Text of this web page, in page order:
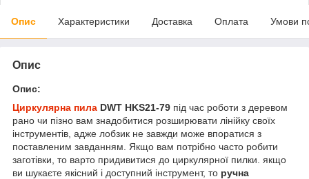
Опис Характеристики Доставка Оплата Умови
Опис
Опис:
Циркулярна пила DWT HKS21-79 під час роботи з деревом
рано чи пізно вам знадобитися розширювати лінійку своїх
інструментів, адже лобзик не завжди може впоратися з
поставленим завданням. Якщо вам потрібно часто робити
заготівки, то варто придивитися до циркулярної пилки. якщо
ви шукаєте якісний і доступний інструмент, то ручна